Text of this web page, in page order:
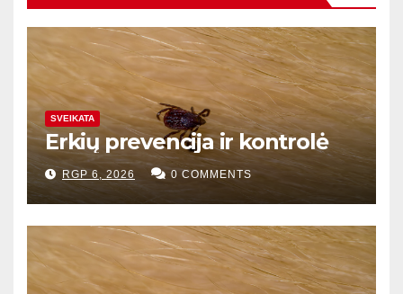
SVEIKATA
Erkių prevencija ir kontrolė
RGP 6, 2026 0 COMMENTS